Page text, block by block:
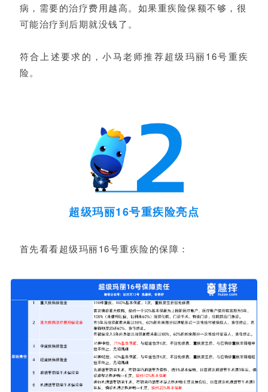
病，需要的治疗费用越高。如果重疾险保额不够，很
可能治疗到后期就没钱了。
符合上述要求的，小马老师推荐超级玛丽16号重疾
险。
超级玛丽16号重疾险亮点
首先看看超级玛丽16号重疾险的保障：